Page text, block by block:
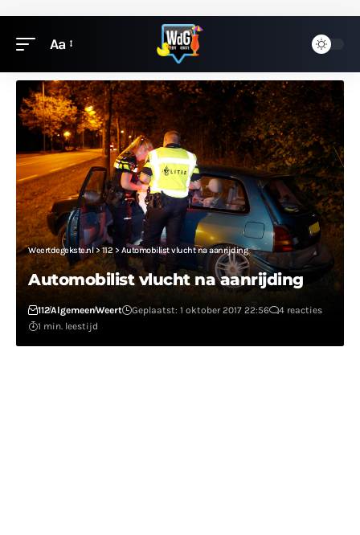
Aa
Weertdegekste.nl>112> Automobilist vlucht na aanrijding
Automobilist vlucht na aanrijding
112AlgemeenWeert Geplaatst: 1 oktober 2017 22:56
4 reacties
1 min. leestijd